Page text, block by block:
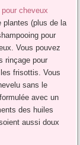
cheveux
plantes (plus de la
pour
Vous pouvez
rinçage pour
frisottis. Vous
sans le
avec un
des huiles
aussi doux